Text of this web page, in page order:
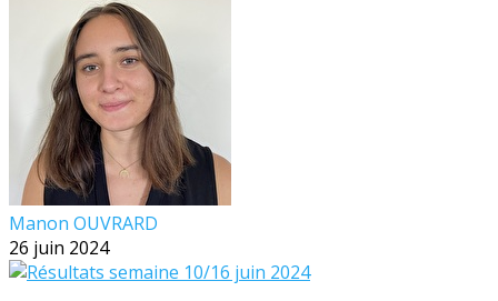
Manon OUVRARD
26 juin 2024